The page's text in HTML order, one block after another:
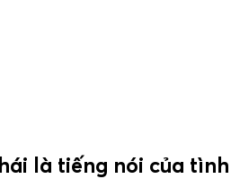
là tiếng nói của